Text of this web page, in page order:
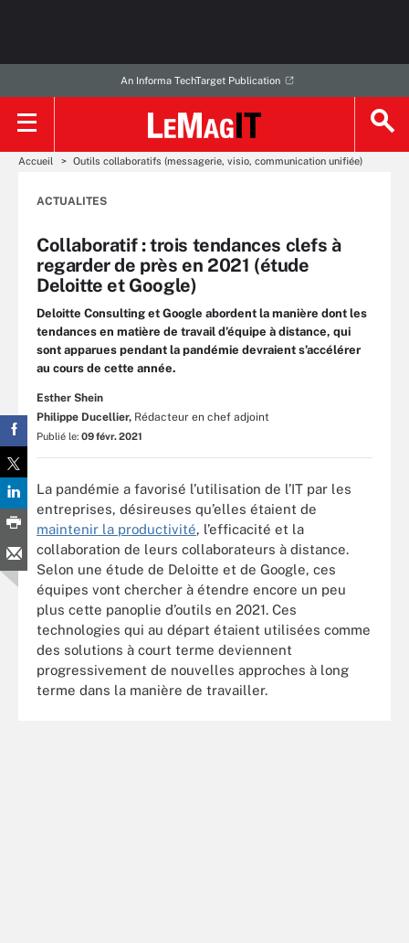
An Informa TechTarget Publication
Accueil Outils collaboratifs (messagerie, visio, communication unifiée)
ACTUALITES
Collaboratif : trois tendances clefs à
regarder de près en 2021 (étude
Deloitte et Google)
Deloitte Consulting et Google abordent la manière dont les
tendances en matière de travail d’équipe à distance, qui
sont apparues pendant la pandémie devraient s’accélérer
au cours de cette année.
Esther Shein
Philippe Ducellier, Rédacteur en chef adjoint
Publié le: 09 févr. 2021
La pandémie a favorisé l’utilisation de l’IT par les
entreprises, désireuses qu’elles étaient de
maintenir la productivité, l’efficacité et la
collaboration de leurs collaborateurs à distance.
Selon une étude de Deloitte et de Google, ces
équipes vont chercher à étendre encore un peu
plus cette panoplie d’outils en 2021. Ces
technologies qui au départ étaient utilisées comme
des solutions à court terme deviennent
progressivement de nouvelles approches à long
terme dans la manière de travailler.